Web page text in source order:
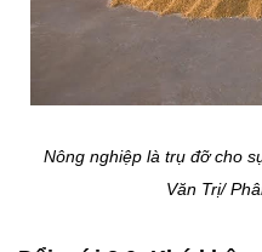
Nông nghiệp là trụ đỡ cho
Văn Trị/